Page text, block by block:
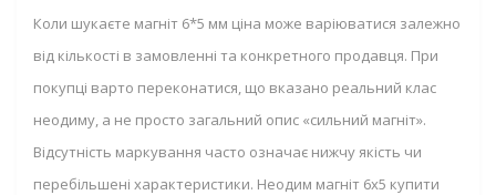
Коли шукаєте магніт 6*5 мм ціна може варіюватися залежно
від кількості в замовленні та конкретного продавця. При
покупці варто переконатися, що вказано реальний клас
неодиму, а не просто загальний опис «сильний магніт».
Відсутність маркування часто означає нижчу якість чи
перебільшені характеристики. Неодим магніт 6х5 купити